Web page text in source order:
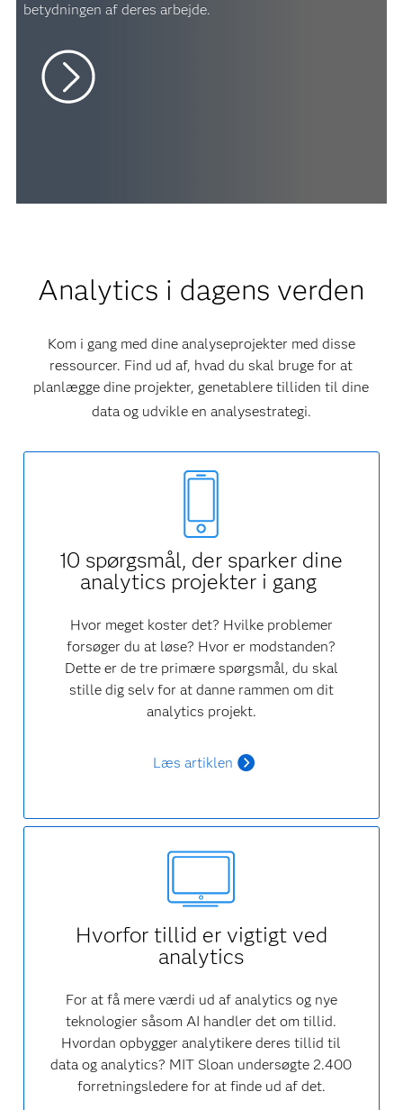
betydningen af deres arbejde.
Analytics i dagens verden
Kom i gang med dine analyseprojekter med disse
ressourcer. Find ud af, hvad du skal bruge for at
planlægge dine projekter, genetablere tilliden til dine
data og udvikle en analysestrategi.
10 spørgsmål, der sparker dine
analytics projekter i gang
Hvor meget koster det? Hvilke problemer
forsøger du at løse? Hvor er modstanden?
Dette er de tre primære spørgsmål, du skal
stille dig selv for at danne rammen om dit
analytics projekt.
Læs artiklen
Hvorfor tillid er vigtigt ved
analytics
For at få mere værdi ud af analytics og nye
teknologier såsom AI handler det om tillid.
Hvordan opbygger analytikere deres tillid til
data og analytics? MIT Sloan undersøgte 2.400
forretningsledere for at finde ud af det.